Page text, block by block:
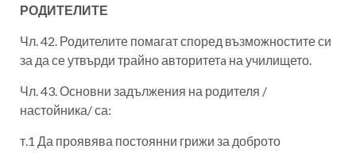
РОДИТЕЛИТЕ
Чл. 42. Родителите помагат според възможностите си
за да се утвърди трайно авторитетa на училището.
Чл. 43. Основни задължения на родителя /
настойника/ са:
т.1 Да проявява постоянни грижи за доброто